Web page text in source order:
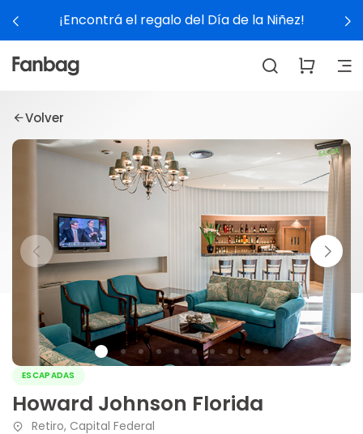
¡Encontrá el regalo del Día de la Niñez!
Volver
ESCAPADAS
Howard Johnson Florida
Retiro, Capital Federal